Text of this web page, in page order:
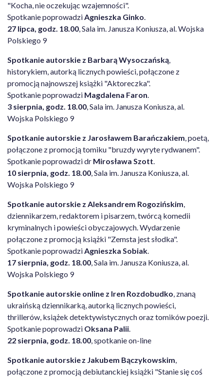
"Kocha, nie oczekując wzajemności".
Spotkanie poprowadziAgnieszka Ginko.
27 lipca, godz. 18.00, Sala im. Janusza Koniusza, al. Wojska
Polskiego 9
Spotkanie autorskie z Barbarą Wysoczańską,
historykiem, autorką licznych powieści, połączone z
promocją najnowszej książki "Aktoreczka".
Spotkanie poprowadzi Magdalena Faron.
3 sierpnia, godz. 18.00, Sala im. Janusza Koniusza, al.
Wojska Polskiego 9
Spotkanie autorskie z Jarosławem Barańczakiem, poetą,
połączone z promocją tomiku "bruzdy wyryte rydwanem".
Spotkanie poprowadzi dr Mirosława Szott.
10 sierpnia, godz. 18.00, Sala im. Janusza Koniusza, al.
Wojska Polskiego 9
Spotkanie autorskie z Aleksandrem Rogozińskim,
dziennikarzem, redaktorem i pisarzem, twórcą komedii
kryminalnych i powieści obyczajowych. Wydarzenie
połączone z promocją książki "Zemsta jest słodka".
Spotkanie poprowadziAgnieszka Sobiak.
17 sierpnia, godz. 18.00, Sala im. Janusza Koniusza, al.
Wojska Polskiego 9
Spotkanie autorskie online z Iren Rozdobudko, znaną
ukraińską dziennikarką, autorką licznych powieści,
thrillerów, książek detektywistycznych oraz tomików poezji.
Spotkanie poprowadzi Oksana Palii.
22 sierpnia, godz. 18.00, spotkanie on-line
Spotkanie autorskie z Jakubem Bączykowskim,
połączone z promocją debiutanckiej książki "Stanie się coś